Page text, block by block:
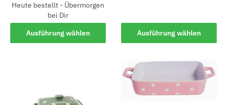
Heute bestellt - Übermorgen
bei Dir
Ausführung wählen
Ausführung wählen